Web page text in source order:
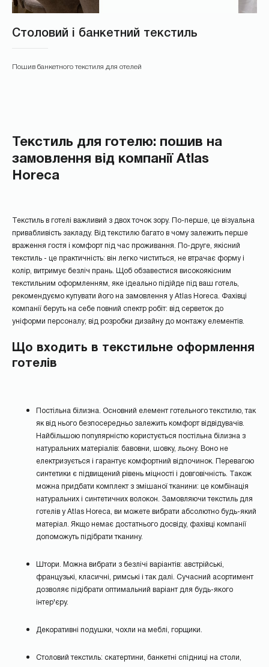
Столовий і банкетний текстиль
Пошив банкетного текстиля для отелей
Текстиль для готелю: пошив на
замовлення від компанії Atlas
Horeca
Текстиль в готелі важливий з двох точок зору. По-перше, це візуальна
привабливість закладу. Від текстилю багато в чому залежить перше
враження гостя і комфорт під час проживання. По-друге, якісний
текстиль - це практичність: він легко чиститься, не втрачає форму і
колір, витримує безліч прань. Щоб обзавестися високоякісним
текстильним оформленням, яке ідеально підійде під ваш готель,
рекомендуємо купувати його на замовлення у Atlas Horeca. Фахівці
компанії беруть на себе повний спектр робіт: від серветок до
уніформи персоналу; від розробки дизайну до монтажу елементів.
Що входить в текстильне оформлення
готелів
Постільна білизна. Основний елемент готельного текстилю, так
як від нього безпосередньо залежить комфорт відвідувачів.
Найбільшою популярністю користується постільна білизна з
натуральних матеріалів: бавовни, шовку, льону. Воно не
електризується і гарантує комфортний відпочинок. Перевагою
синтетики є підвищений рівень міцності і довговічність. Також
можна придбати комплект з змішаної тканини: це комбінація
натуральних і синтетичних волокон. Замовляючи текстиль для
готелів у Atlas Horeca, ви можете вибрати абсолютно будь-який
матеріал. Якщо немає достатнього досвіду, фахівці компанії
допоможуть підібрати тканину.
Штори. Можна вибрати з безлічі варіантів: австрійські,
французькі, класичні, римські і так далі. Сучасний асортимент
дозволяє підібрати оптимальний варіант для будь-якого
інтер'єру.
Декоративні подушки, чохли на меблі, горщики.
Столовий текстиль: скатертини, банкетні спідниці на столи,
НАДІСЛАТИ